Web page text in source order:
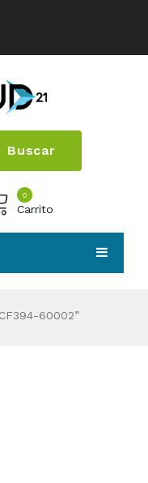
Buscar
0
Carrito
60002”